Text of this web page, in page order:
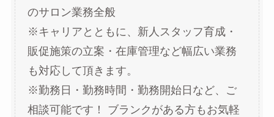
のサロン業務全般
※キャリアとともに、新人スタッフ育成・
販促施策の立案・在庫管理など幅広い業務
も対応して頂きます。
※勤務日・勤務時間・勤務開始日など、ご
相談可能です！ ブランクがある方もお気軽